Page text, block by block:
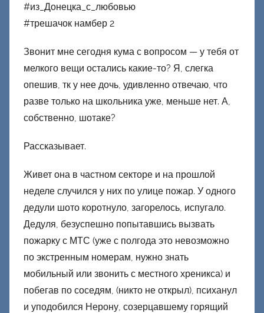
е
и
й
#из_Донецка_с_любовью
#трешачок намбер 2
Звонит мне сегодня кума с вопросом — у тебя от
мелкого вещи остались какие-то? Я, слегка
опешив, тк у нее дочь, удивленно отвечаю, что
разве только на школьника уже, меньше нет. А,
собственно, шотаке?
Рассказывает.
Живет она в частном секторе и на прошлой
неделе случился у них по улице пожар. У одного
дедули шото коротнуло, загорелось, испугало.
Дедуля, безуспешно попытавшись вызвать
пожарку с МТС (уже с полгода это невозможно
по экстренным номерам, нужно знать
мобильный или звонить с местного хреникса) и
побегав по соседям, (никто не открыл), психанул
и уподобился Нерону, созерцавшему горящий